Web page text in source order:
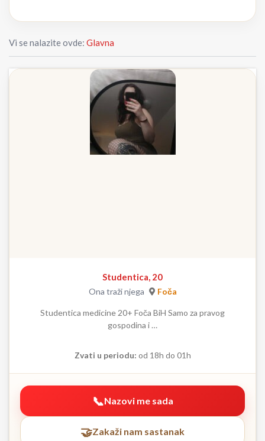
Vi se nalazite ovde: Glavna
Studentica, 20
Ona traži njega Foča
Studentica medicine 20+ Foča BiH Samo za pravog
gospodina i …
Zvati u periodu: od 18h do 01h
Nazovi me sada
Zakaži nam sastanak